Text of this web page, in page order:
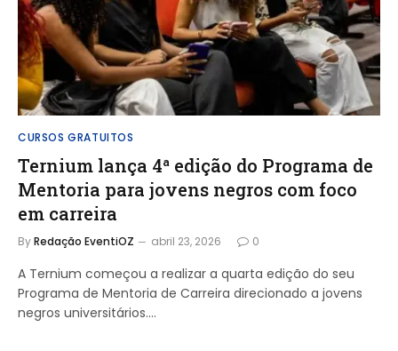
CURSOS GRATUITOS
Ternium lança 4ª edição do Programa de
Mentoria para jovens negros com foco
em carreira
ByRedação EventiOZ abril 23, 2026 0
A Ternium começou a realizar a quarta edição do seu
Programa de Mentoria de Carreira direcionado a jovens
negros universitários.…